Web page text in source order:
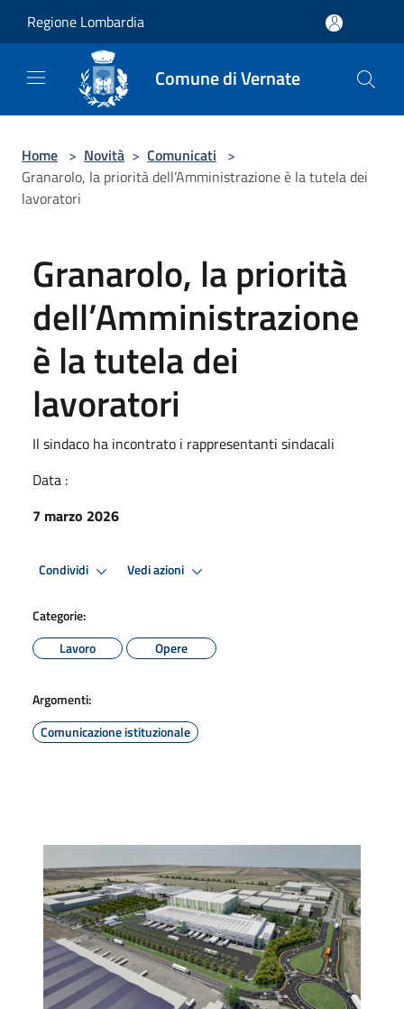
Regione Lombardia
Comune di Vernate
Home > Novità > Comunicati >
Granarolo, la priorità dell’Amministrazione è la tutela dei
lavoratori
Granarolo, la priorità
dell’Amministrazione
è la tutela dei
lavoratori
Il sindaco ha incontrato i rappresentanti sindacali
Data :
7 marzo 2026
Condividi Vedi azioni
Categorie:
Lavoro
Opere
Argomenti:
Comunicazione istituzionale